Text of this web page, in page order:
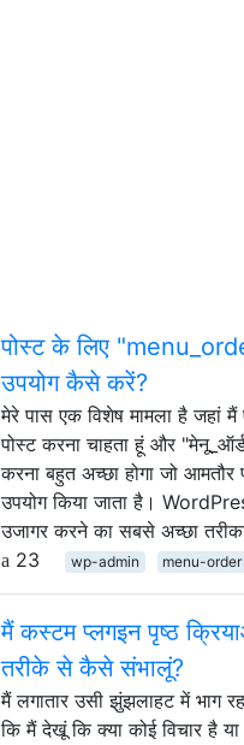
पोस्ट के लिए
उपयोग कैसे करें?
मेरे पास एक विशेष मामला है जहां
पोस्ट करना चाहता हूं और
करना बहुत अच्छा होगा जो
उपयोग किया जाता है।
उजागर करने का सबसे अच्छा तरीका
23
wp-admin menu-order
मैं कस्टम प्लगइन पृष्ठ
तरीके से कैसे संभालूं?
मैं लगातार उसी झुंझलाहट में भाग
कि मैं देखूं कि क्या कोई विचार है